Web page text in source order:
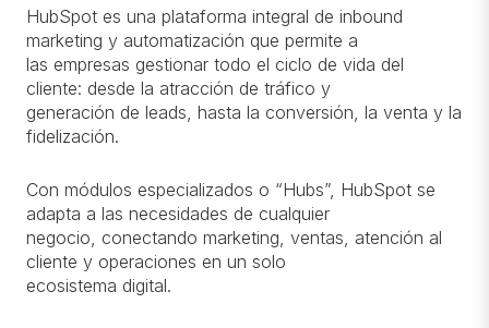
HubSpot es una plataforma integral de inbound
marketing y automatización que permite a
las empresas gestionar todo el ciclo de vida del
cliente: desde la atracción de tráfico y
generación de leads, hasta la conversión, la venta y la
fidelización.
Con módulos especializados o “Hubs”, HubSpot se
adapta a las necesidades de cualquier
negocio, conectando marketing, ventas, atención al
cliente y operaciones en un solo
ecosistema digital.